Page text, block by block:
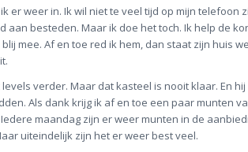
er weer in. Ik wil niet te veel tijd op mijn telefoon
aan besteden. Maar ik doe het toch. Ik help de
blij mee. Af en toe red ik hem, dan staat zijn huis
verder. Maar dat kasteel is nooit klaar. En
Als dank krijg ik af en toe een paar munten
maandag zijn er weer munten in de
uiteindelijk zijn het er weer best veel.